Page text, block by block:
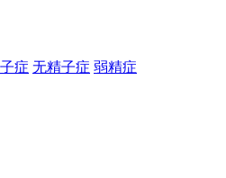
症 无精子症 弱精症